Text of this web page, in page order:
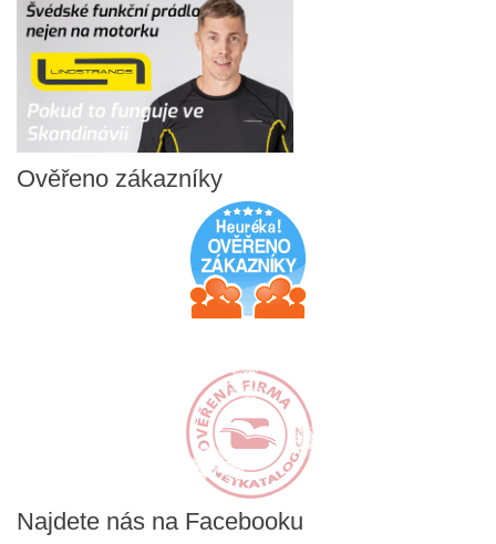
Ověřeno zákazníky
Najdete nás na Facebooku